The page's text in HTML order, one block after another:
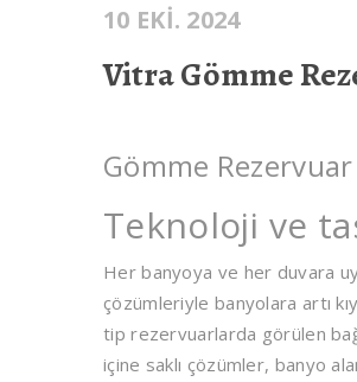
10 EKI. 2024
Vitra Gömme
Gömme
Teknoloji ve
Her banyoya ve her duvara
çözümleriyle banyolara artı
tip rezervuarlarda görülen
içine saklı çözümler, banyo